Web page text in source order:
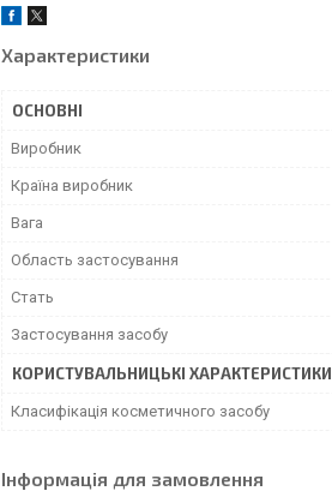
Характеристики
ОСНОВНІ
Виробник
Країна виробник
Вага
Область застосування
Стать
Застосування засобу
КОРИСТУВАЛЬНИЦЬКІ ХАРАКТЕРИСТИКИ
Класифікація косметичного засобу
Інформація для замовлення